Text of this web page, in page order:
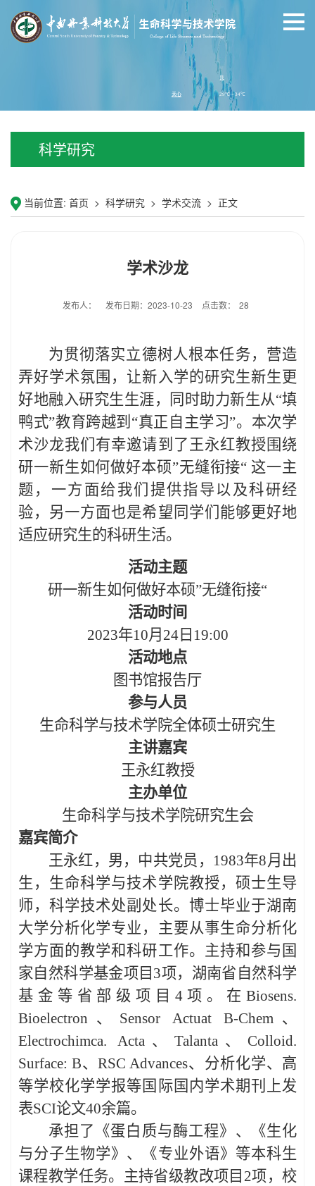
科学研究
当前位置: 首页 > 科学研究 > 学术交流 > 正文
学术沙龙
发布人： 发布日期：2023-10-23 点击数： 28
为贯彻落实立德树人根本任务，营造
弄好学术氛围，让新入学的研究生新生更
好地融入研究生生涯，同时助力新生从“填
鸭式”教育跨越到“真正自主学习”。本次学
术沙龙我们有幸邀请到了王永红教授围绕
研一新生如何做好本硕”无缝衔接“ 这一主
题，一方面给我们提供指导以及科研经
验，另一方面也是希望同学们能够更好地
适应研究生的科研生活。
活动主题
研一新生如何做好本硕”无缝衔接“
活动时间
2023年10月24日19:00
活动地点
图书馆报告厅
参与人员
生命科学与技术学院全体硕士研究生
主讲嘉宾
王永红教授
主办单位
生命科学与技术学院研究生会
嘉宾简介
王永红，男，中共党员， 1983年8月出
生，生命科学与技术学院教授，硕士生导
师，科学技术处副处长。博士毕业于湖南
大学分析化学专业，主要从事生命分析化
学方面的教学和科研工作。主持和参与国
家自然科学基金项目3项，湖南省自然科学
基金等省部级项目4项。在Biosens.
Bioelectron、Sensor Actuat B-Chem、
Electrochimca. Acta、Talanta、Colloid.
Surface: B、RSC Advances、分析化学、高
等学校化学学报等国际国内学术期刊上发
表SCI论文40余篇。
承担了《蛋白质与酶工程》、《生化
与分子生物学》、《专业外语》等本科生
课程教学任务。主持省级教改项目 2项，校